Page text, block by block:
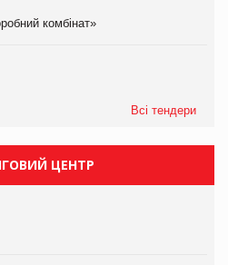
комбінат»
Всі тендери
ЦЕНТР